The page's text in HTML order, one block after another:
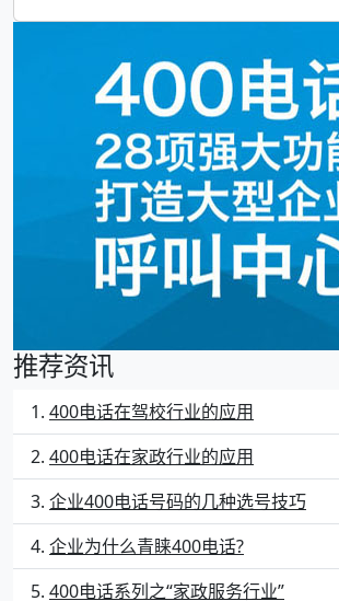
推荐资讯
400电话在驾校行业的应用
400电话在家政行业的应用
企业400电话号码的几种选号技巧
企业为什么青睐400电话?
400电话系列之“家政服务行业”